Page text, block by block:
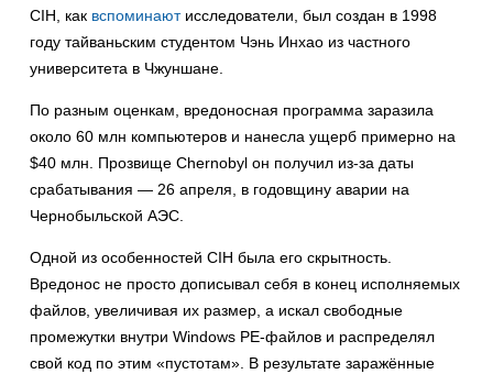
CIH, как вспоминаютисследователи, был создан в 1998
году тайваньским студентом Чэнь Инхао из частного
университета в Чжуншане.
По разным оценкам, вредоносная программа заразила
около 60 млн компьютеров и нанесла ущерб примерно на
$40 млн. Прозвище Chernobyl он получил из-за даты
срабатывания — 26 апреля, в годовщину аварии на
Чернобыльской АЭС.
Одной из особенностей CIH была его скрытность.
Вредонос не просто дописывал себя в конец исполняемых
файлов, увеличивая их размер, а искал свободные
промежутки внутри Windows PE-файлов и распределял
свой код по этим «пустотам». В результате заражённые